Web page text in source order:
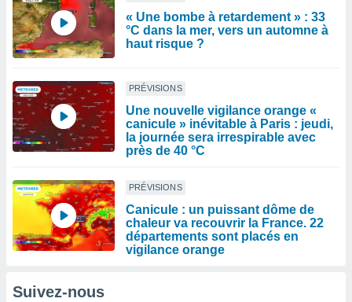
« Une bombe à retardement » : 33
°C dans la mer, vers un automne à
haut risque ?
PRÉVISIONS
Une nouvelle vigilance orange «
canicule » inévitable à Paris : jeudi,
la journée sera irrespirable avec
près de 40 °C
PRÉVISIONS
Canicule : un puissant dôme de
chaleur va recouvrir la France. 22
départements sont placés en
vigilance orange
Suivez-nous